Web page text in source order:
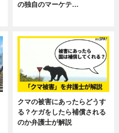
の独自のマーケテ…
クマの被害にあったらどうす
る？ケガをしたら補償される
のか弁護士が解説